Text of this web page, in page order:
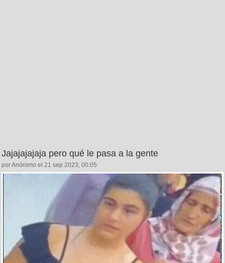
Jajajajajaja pero qué le pasa a la gente
por Anónimo el 21 sep 2023, 00:05